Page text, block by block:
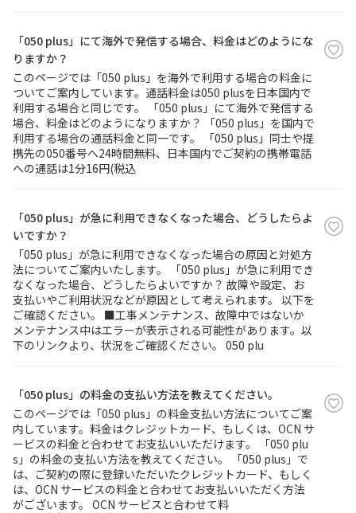
「050 plus」にて海外で発信する場合、料金はどのようにな
りますか？
このページでは「050 plus」を海外で利用する場合の料金に
ついてご案内しています。通話料金は050 plusを日本国内で
利用する場合と同じです。 「050 plus」にて海外で発信する
場合、料金はどのようになりますか？ 「050 plus」を国内で
利用する場合の通話料金と同一です。 「050 plus」同士や提
携先の050番号へ24時間無料、日本国内でご契約の携帯電話
への通話は1分16円(税込
「050 plus」が急に利用できなくなった場合、どうしたらよ
いですか？
「050 plus」が急に利用できなくなった場合の原因と対処方
法についてご案内いたします。 「050 plus」が急に利用でき
なくなった場合、どうしたらよいですか？ 故障や設定、お
支払いやご利用状況などが原因として考えられます。 以下を
ご確認ください。 ■工事メンテナンス、故障中ではないか
メンテナンス中はエラーが表示される可能性があります。以
下のリンクより、状況をご確認ください。 050 plu
「050 plus」の料金の支払い方法を教えてください。
このページでは「050 plus」の料金支払い方法についてご案
内しています。料金はクレジットカード、もしくは、OCN サ
ービスの料金と合わせてお支払いいただけます。 「050 plu
s」の料金の支払い方法を教えてください。 「050 plus」で
は、ご契約の際に登録いただいたクレジットカード、もしく
は、OCN サービスの料金と合わせてお支払いいただく方法
がございます。 OCN サービスと合わせて料